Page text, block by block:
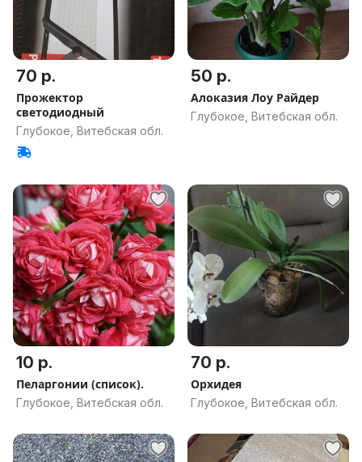
70 р.
Прожектор
светодиодный
Глубокое, Витебская обл.
50 р.
Алоказия Лоу Райдер
Глубокое, Витебская обл.
10 р.
Пеларгонии (список).
Глубокое, Витебская обл.
70 р.
Орхидея
Глубокое, Витебская обл.